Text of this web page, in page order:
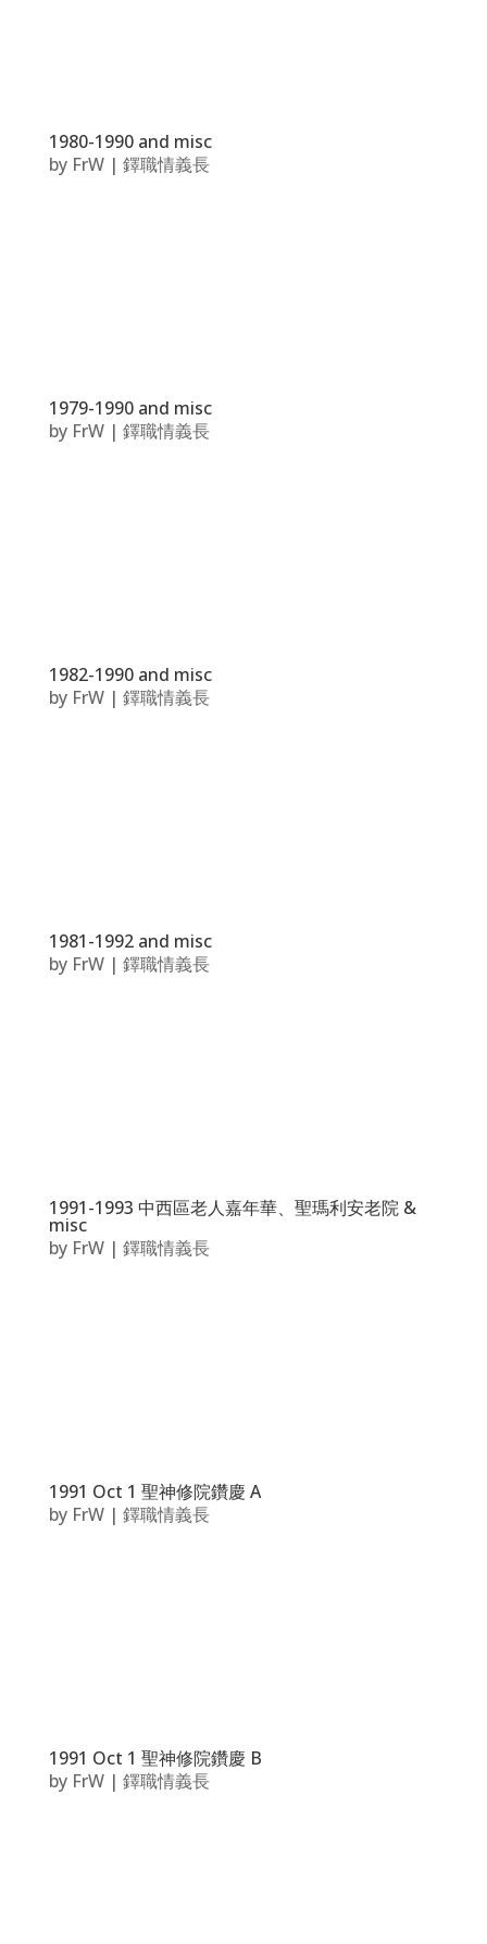
1980-1990 and misc
by FrW| 鐸職情義長
1979-1990 and misc
by FrW| 鐸職情義長
1982-1990 and misc
by FrW| 鐸職情義長
1981-1992 and misc
by FrW| 鐸職情義長
1991-1993 中西區老人嘉年華、聖瑪利安老院 &
misc
by FrW| 鐸職情義長
1991 Oct 1 聖神修院鑽慶 A
by FrW| 鐸職情義長
1991 Oct 1 聖神修院鑽慶 B
by FrW| 鐸職情義長